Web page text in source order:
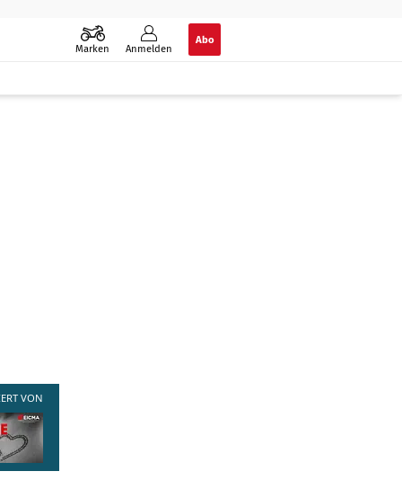
Marken Anmelden
Abo
VON